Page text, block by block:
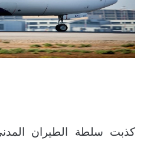
كذبت سلطة الطيران